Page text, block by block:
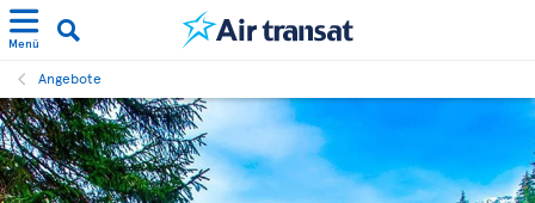
Menü
Angebote